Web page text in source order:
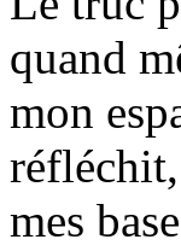
quand
mon
mes